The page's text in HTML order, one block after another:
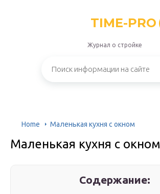
TIME-PRO
Журнал о стройке
Home Маленькая кухня с окном
Маленькая кухня с окном
Содержание: